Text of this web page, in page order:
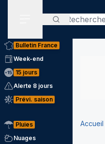
Rechercher
Bulletin France
Week-end
15 jours
Alerte 8 jours
Prévi. saison
Pluies
Nuages
Accueil